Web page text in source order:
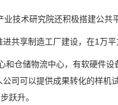
术研究院还积极搭建公共
享制造工厂建设，在1万平
仓储物流中心，有软硬件设
司可以提供成果转化的样机
跃升。